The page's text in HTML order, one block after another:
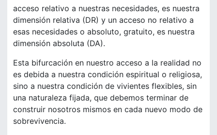
acceso relativo a nuestras necesidades, es nuestra
dimensión relativa (DR) y un acceso no relativo a
esas necesidades o absoluto, gratuito, es nuestra
dimensión absoluta (DA).
Esta bifurcación en nuestro acceso a la realidad no
es debida a nuestra condición espiritual o religiosa,
sino a nuestra condición de vivientes flexibles, sin
una naturaleza fijada, que debemos terminar de
construir nosotros mismos en cada nuevo modo de
sobrevivencia.